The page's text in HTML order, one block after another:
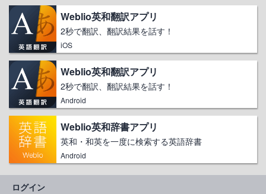
Weblio英和翻訳アプリ
2秒で翻訳、翻訳結果を話す！
iOS
Weblio英和翻訳アプリ
2秒で翻訳、翻訳結果を話す！
Android
Weblio英和辞書アプリ
英和・和英を一度に検索する英語辞書
Android
ログイン